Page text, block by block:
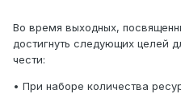
Во время выходных,
достигнуть следующих целей
чести:
• При наборе количества